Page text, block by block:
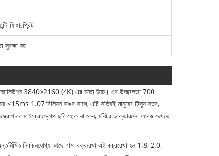
ফিঙ্গারপ্রিন্ট
সহ
3840×2160 (4K) এর মতো উচ্চ। এর উজ্জ্বলতা 700
1.07 বিলিয়ন রঙের সাথে, এটি সত্যিই মানুষের টিস্যু স্তর,
মাইক্রোস্কোপ ছবি হোক না কেন, মনিটর ডাক্তারদের আরও দেখতে
নির্বাচনযোগ্য আছে গামা বক্ররেখা এই বক্ররেখা হল 1.8, 2.0,